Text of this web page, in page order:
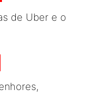
de Uber e o